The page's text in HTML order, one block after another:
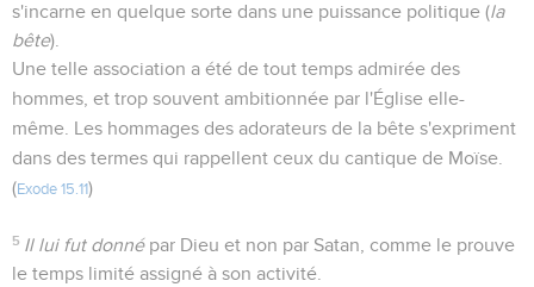
s'incarne en quelque sorte dans une puissance politique (la
bête).
Une telle association a été de tout temps admirée des
hommes, et trop souvent ambitionnée par l'Église elle-
même. Les hommages des adorateurs de la bête s'expriment
dans des termes qui rappellent ceux du cantique de Moïse.
(Exode 15.11)
5 Il lui fut donnépar Dieu et non par Satan, comme le prouve
le temps limité assigné à son activité.